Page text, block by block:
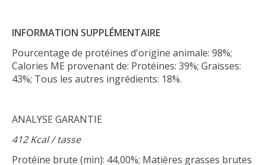
INFORMATION SUPPLÉMENTAIRE
Pourcentage de protéines d'origine animale: 98%;
Calories ME provenant de: Protéines: 39%; Graisses:
43%; Tous les autres ingrédients: 18%.
ANALYSE GARANTIE
412 Kcal / tasse
Protéine brute (min): 44,00%; Matières grasses brutes